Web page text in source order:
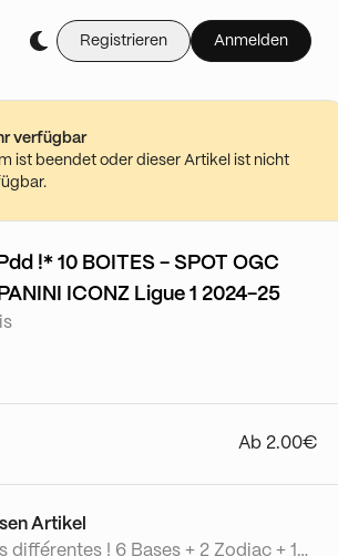
Registrieren Anmelden
verfügbar
ist beendet oder dieser Artikel ist nicht
!* 10 BOITES - SPOT OGC
ICONZ Ligue 1 2024-25
Ab 2.00€
Artikel
différentes ! 6 Bases + 2 Zodiac + 1